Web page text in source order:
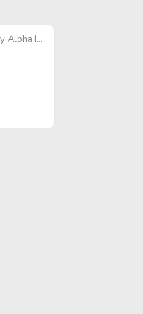
Фотоаппарат Sony Alpha ILCE-7M3 Kit